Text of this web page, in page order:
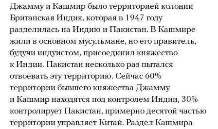
Джамму и Кашмир было территорией колонии
Британская Индия, которая в 1947 году
разделилась на Индию и Пакистан. В Кашмире
жили в основном мусульмане, но его правитель,
будучи индуистом, присоединил княжество
к Индии. Пакистан несколько раз пытался
отвоевать эту территорию. Сейчас 60%
территории бывшего княжества Джамму
и Кашмир находятся под контролем Индии, 30%
контролирует Пакистан, примерно десятой частью
территории управляет Китай. Раздел Кашмира